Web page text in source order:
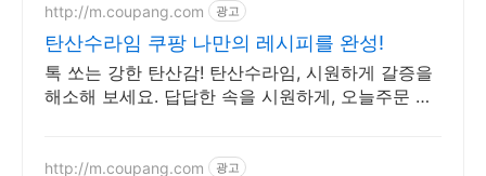
http://m.coupang.com 광고
탄산수라임 쿠팡 나만의 레시피를 완성!
톡 쏘는 강한 탄산감! 탄산수라임, 시원하게 갈증을
해소해 보세요. 답답한 속을 시원하게, 오늘주문 내
http://m.coupang.com 광고